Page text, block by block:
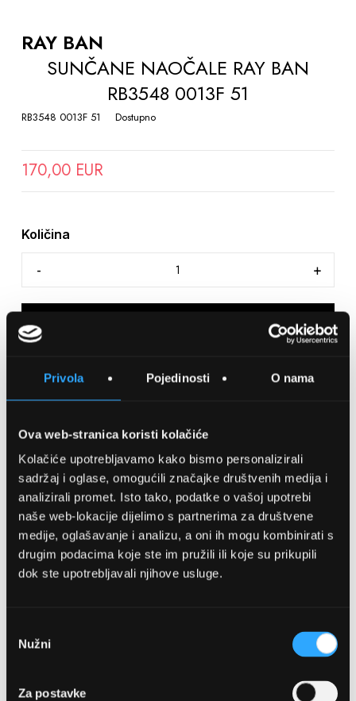
Privola Pojedinosti O nama
Ova web-stranica koristi kolačiće
Kolačiće upotrebljavamo kako bismo personalizirali
sadržaj i oglase, omogućili značajke društvenih medija i
analizirali promet. Isto tako, podatke o vašoj upotrebi
naše web-lokacije dijelimo s partnerima za društvene
medije, oglašavanje i analizu, a oni ih mogu kombinirati s
drugim podacima koje ste im pružili ili koje su prikupili
dok ste upotrebljavali njihove usluge.
pristanka
Nužni
Za postavke
THE
BEGINNING
GALLERY
RAY BAN
SUNČANE NAOČALE RAY BAN
RB3548 0013F 51
RB3548 0013F 51 Dostupno
170,00 EUR
Količina
SPREMITE NA LISTU ŽELJA
Detalji
Podijeli s prijateljima